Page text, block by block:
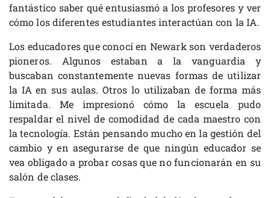
fantástico saber qué entusiasmó a los profesores y ver
cómo los diferentes estudiantes interactúan con la IA.
Los educadores que conocí en Newark son verdaderos
pioneros. Algunos estaban a la vanguardia y
buscaban constantemente nuevas formas de utilizar
la IA en sus aulas. Otros lo utilizaban de forma más
limitada. Me impresionó cómo la escuela pudo
respaldar el nivel de comodidad de cada maestro con
la tecnología. Están pensando mucho en la gestión del
cambio y en asegurarse de que ningún educador se
vea obligado a probar cosas que no funcionarán en su
salón de clases.